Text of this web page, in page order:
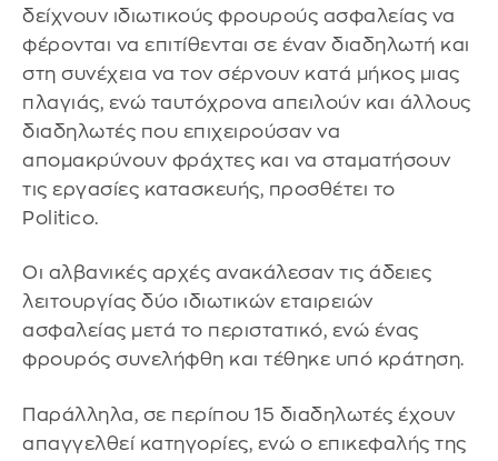
δείχνουν ιδιωτικούς φρουρούς ασφαλείας να
φέρονται να επιτίθενται σε έναν διαδηλωτή και
στη συνέχεια να τον σέρνουν κατά μήκος μιας
πλαγιάς, ενώ ταυτόχρονα απειλούν και άλλους
διαδηλωτές που επιχειρούσαν να
απομακρύνουν φράχτες και να σταματήσουν
τις εργασίες κατασκευής, προσθέτει το
Politico.
Οι αλβανικές αρχές ανακάλεσαν τις άδειες
λειτουργίας δύο ιδιωτικών εταιρειών
ασφαλείας μετά το περιστατικό, ενώ ένας
φρουρός συνελήφθη και τέθηκε υπό κράτηση.
Παράλληλα, σε περίπου 15 διαδηλωτές έχουν
απαγγελθεί κατηγορίες, ενώ ο επικεφαλής της